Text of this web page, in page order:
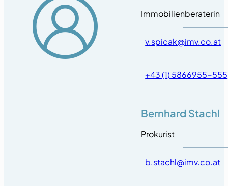
Immobilienberaterin
v.spicak@imv.co.at
+43 (1) 5866955-555
Bernhard Stachl
Prokurist
b.stachl@imv.co.at